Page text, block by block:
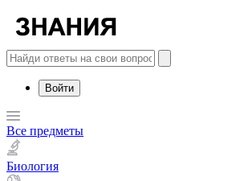
Войти
Все предметы
Биология